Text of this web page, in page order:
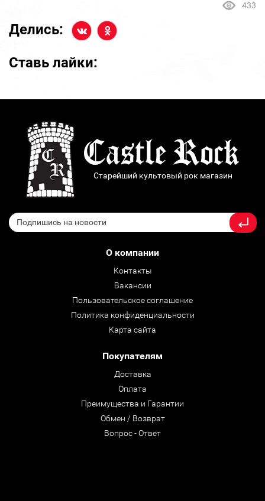
433
Делись:
Ставь лайки:
Старейший культовый рок магазин
О компании
Контакты
Вакансии
Пользовательское соглашение
Политика конфиденциальности
Карта сайта
Покупателям
Доставка
Оплата
Преимущества и Гарантии
Обмен / Возврат
Вопрос - Ответ